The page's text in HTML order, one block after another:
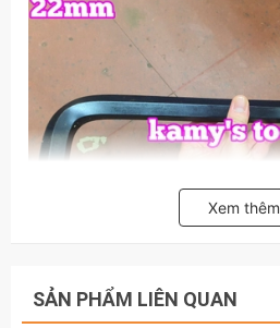
Xem thêm
SẢN PHẨM LIÊN QUAN